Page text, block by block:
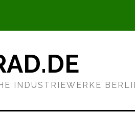
INDUSTRIEWERKE